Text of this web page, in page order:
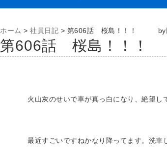
ホーム > 社員日記 > 第606話 桜島！！！ by
第606話 桜島！！
火山灰のせいで車が真っ白になり、絶望し
最近すごいですねかなり降ってます。洗車